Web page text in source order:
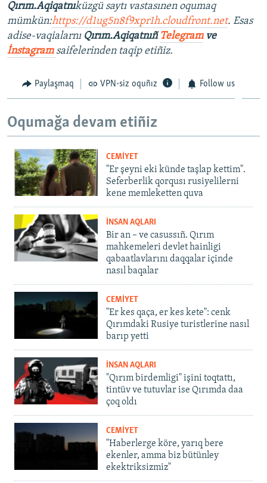
Qırım.Aqiqatnıküzgü saytı vastasınen oqumaq
mümkün:https://d1ug5n8f9xpr1h.cloudfront.net. Esas
adise-vaqialarnı Qırım.AqiqatnıñTelegramve
İnstagram saifelerinden taqip etiñiz.
Paylaşmaq VPN-siz oquñız Follow us
Oqumağa devam etiñiz
CEMİYET
"Er şeyni eki künde taşlap kettim".
Seferberlik qorqusı rusiyelilerni
kene memleketten quva
İNSAN AQLARI
Bir an – ve casussıñ. Qırım
mahkemeleri devlet hainligi
qabaatlavlarını daqqalar içinde
nasıl baqalar
CEMİYET
"Er kes qaça, er kes kete": cenk
Qırımdaki Rusiye turistlerine nasıl
barıp yetti
İNSAN AQLARI
"Qırım birdemligi" işini toqtattı,
tintüv ve tutuvlar ise Qırımda daa
çoq oldı
CEMİYET
"Haberlerge köre, yarıq bere
ekenler, amma biz bütünley
ekektriksizmiz"